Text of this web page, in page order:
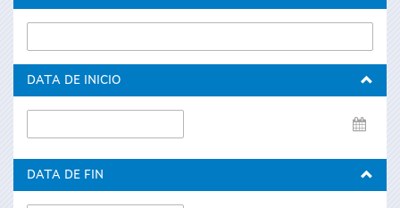
DATA DE INICIO
de
DATA DE FIN